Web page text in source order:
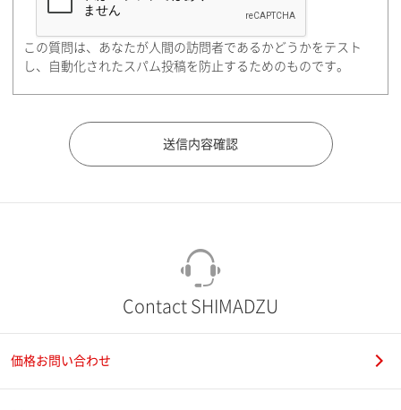
都道府県（勤務先）
この質問は、あなたが人間の訪問者であるかどうかをテスト
し、自動化されたスパム投稿を防止するためのものです。
Contact SHIMADZU
価格お問い合わせ